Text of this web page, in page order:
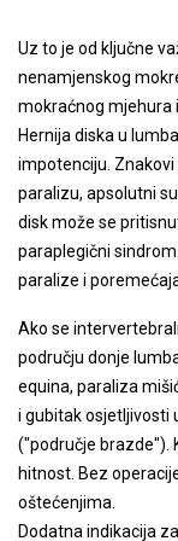
Uz to je od ključne
nenamjenskog
mokraćnog mjehura
Hernija diska u
impotenciju.
paralizu, apsolutni
disk može se
paraplegični
paralize i
Ako se
području donje
equina, paraliza
i gubitak osjetljivosti
("područje brazde").
hitnost. Bez
oštećenjima.
Dodatna indikacija